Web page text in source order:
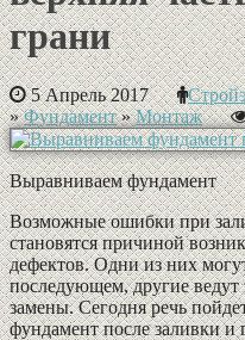
грани
5 Апрель 2017
»Фундамент»Монтаж
Выравниваем фундамент
Возможные ошибки при
становятся причиной
дефектов. Одни из них
последующем, другие
замены. Сегодня речь
фундамент после заливки и